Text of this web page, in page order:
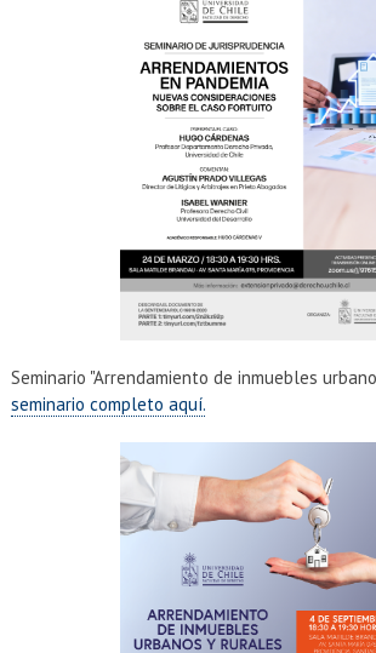
Seminario "Arrendamiento de inmuebles
seminario completo aquí.